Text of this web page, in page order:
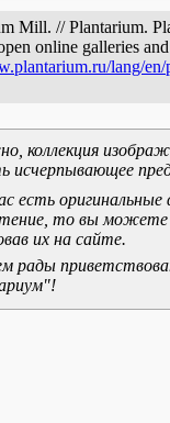
Mill. // Plantarium.
online galleries
lang/
коллекция
исчерпывающее
есть
то вы можете
их на сайте.
рады